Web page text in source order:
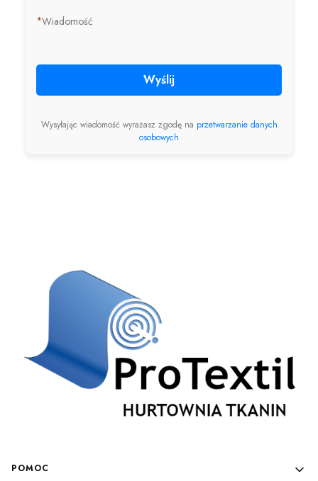
*Wiadomość
Wyślij
Wysyłając wiadomość wyrażasz zgodę na przetwarzanie danych
osobowych
Linki w stopce
POMOC